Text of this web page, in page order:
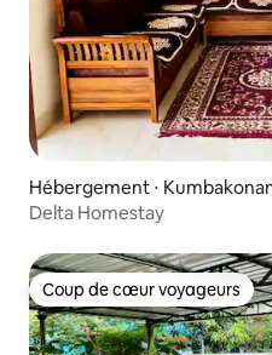
Hébergement ⋅
Delta Homestay
Coup de cœur voyageurs
Coup de cœur voyageurs